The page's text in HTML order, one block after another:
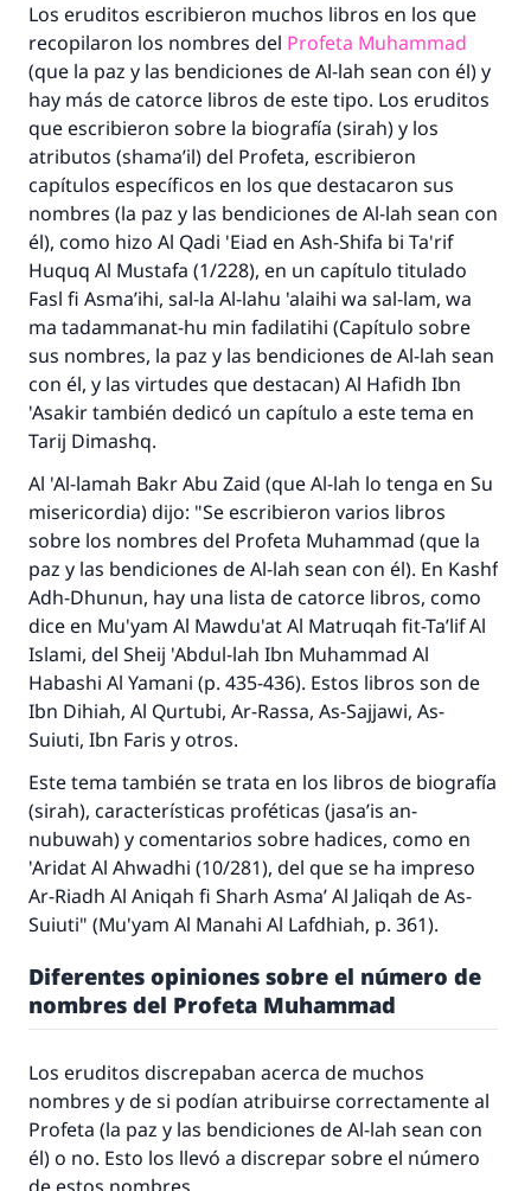
Los eruditos escribieron muchos libros en los que
recopilaron los nombres del Profeta Muhammad
(que la paz y las bendiciones de Al-lah sean con él) y
hay más de catorce libros de este tipo. Los eruditos
que escribieron sobre la biografía (sirah) y los
atributos (shama’il) del Profeta, escribieron
capítulos específicos en los que destacaron sus
nombres (la paz y las bendiciones de Al-lah sean con
él), como hizo Al Qadi 'Eiad en Ash-Shifa bi Ta'rif
Huquq Al Mustafa (1/228), en un capítulo titulado
Fasl fi Asma’ihi, sal-la Al-lahu 'alaihi wa sal-lam, wa
ma tadammanat-hu min fadilatihi (Capítulo sobre
sus nombres, la paz y las bendiciones de Al-lah sean
con él, y las virtudes que destacan)Al Hafidh Ibn
'Asakir también dedicó un capítulo a este tema en
Tarij Dimashq.
Al 'Al-lamah Bakr Abu Zaid (que Al-lah lo tenga en Su
misericordia) dijo: "Se escribieron varios libros
sobre los nombres del Profeta Muhammad (que la
paz y las bendiciones de Al-lah sean con él). En Kashf
Adh-Dhunun, hay una lista de catorce libros, como
dice en Mu'yam Al Mawdu'at Al Matruqah fit-Ta’lif Al
Islami, del Sheij 'Abdul-lah Ibn Muhammad Al
Habashi Al Yamani (p. 435-436). Estos libros son de
Ibn Dihiah, Al Qurtubi, Ar-Rassa, As-Sajjawi, As-
Suiuti, Ibn Faris y otros.
Este tema también se trata en los libros de biografía
(sirah), características proféticas (jasa’is an-
nubuwah) y comentarios sobre hadices, como en
'Aridat Al Ahwadhi (10/281), del que se ha impreso
Ar-Riadh Al Aniqah fi Sharh Asma’ Al Jaliqah de As-
Suiuti" (Mu'yam Al Manahi Al Lafdhiah, p. 361).
Diferentes opiniones sobre el número de
nombres del Profeta Muhammad
Los eruditos discrepaban acerca de muchos
nombres y de si podían atribuirse correctamente al
Profeta (la paz y las bendiciones de Al-lah sean con
él) o no. Esto los llevó a discrepar sobre el número